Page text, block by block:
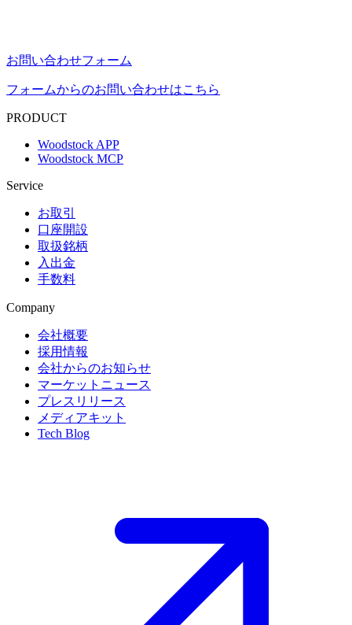
お問い合わせフォーム
フォームからのお問い合わせはこちら
PRODUCT
Woodstock APP
Woodstock MCP
Service
お取引
口座開設
取扱銘柄
入出金
手数料
Company
会社概要
採用情報
会社からのお知らせ
マーケットニュース
プレスリリース
メディアキット
Tech Blog